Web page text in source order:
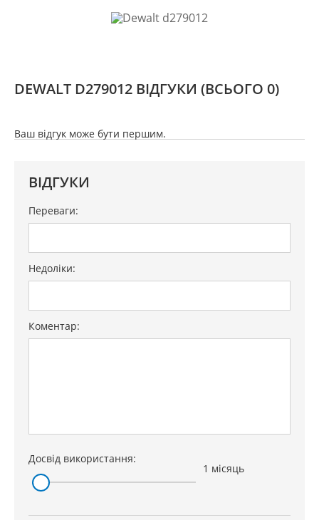
DEWALT D279012 ВІДГУКИ (ВСЬОГО 0)
Ваш відгук може бути першим.
ВІДГУКИ
Переваги:
Недоліки:
Коментар:
Досвід використання:
1 місяць